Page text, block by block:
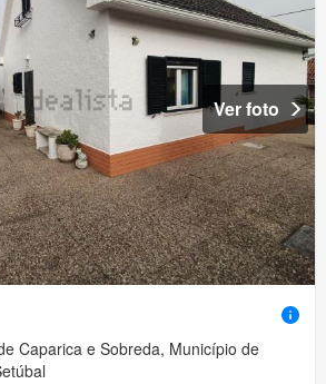
Ver foto
Caparica e Sobreda, Município de